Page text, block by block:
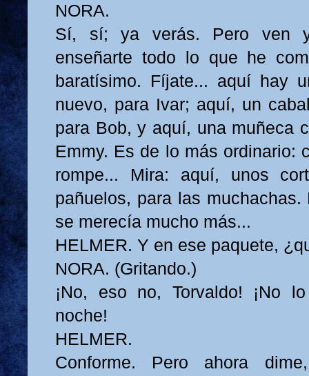
NORA.
Sí, sí; ya verás. Pero ven
enseñarte todo lo que he
baratísimo. Fíjate... aquí hay
nuevo, para Ivar; aquí, un
para Bob, y aquí, una muñeca
Emmy. Es de lo más ordinario:
rompe... Mira: aquí, unos
pañuelos, para las
se merecía mucho más...
HELMER. Y en ese paquete,
NORA. (Gritando.)
¡No, eso no, Torvaldo! ¡No
noche!
HELMER.
Conforme. Pero ahora